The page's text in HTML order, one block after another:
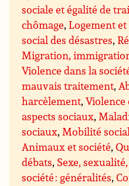
sociale et égalité de
chômage,Logement et
social des désastres,
Migration,
Violence dans la
mauvais traitement,
harcèlement,Violence
aspects sociaux,
sociaux,Mobilité
Animaux et société,
débats, Sexe,
société : généralités,